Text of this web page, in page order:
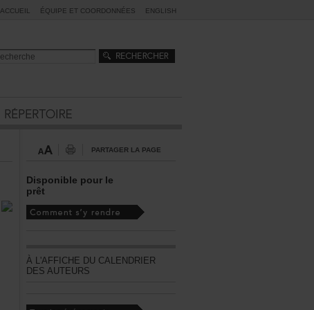
ACCUEIL ÉQUIPEETCOORDONNÉES ENGLISH
PARTAGERLAPAGE
Disponiblepourle
prêt
ÀL'AFFICHEDUCALENDRIER
DESAUTEURS